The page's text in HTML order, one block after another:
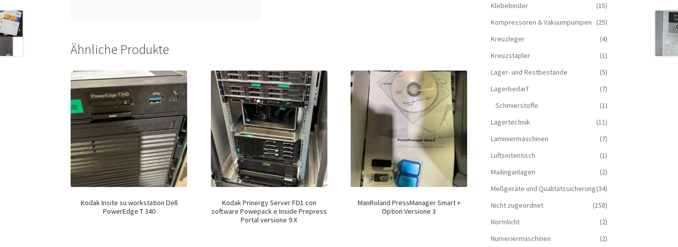
Ähnliche Produkte
Kodak Insite su workstation Dell
PowerEdge T 340
Kodak Prinergy Server FD1 con
software Powepack e Inside Prepress
Portal versione 9.X
ManRoland PressManager Smart +
Option Versione 3
Klebebinder
(15)
Kompressoren & Vakuum­pumpen
(25)
Kreuzleger
(4)
Kreuzstapler
(1)
Lager- und Restbestände
(5)
Lagerbedarf
(7)
Schmierstoffe
(1)
Lagertechnik
(11)
Laminiermaschinen
(7)
Luftseitentisch
(1)
Mailinganlagen
(2)
Meßgeräte und Qualitätssicherung(34)
Nicht zugeordnet
(158)
Normlicht
(2)
Numeriermaschinen
(2)